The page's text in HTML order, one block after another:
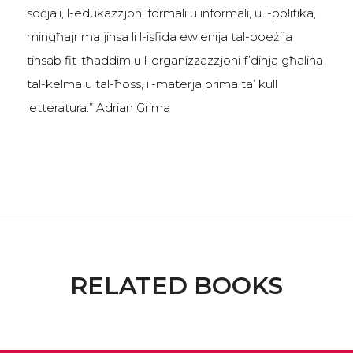
soċjali, l-edukazzjoni formali u informali, u l-politika,
mingħajr ma jinsa li l-isfida ewlenija tal-poeżija
tinsab fit-tħaddim u l-organizzazzjoni f’dinja għaliha
tal-kelma u tal-ħoss, il-materja prima ta’ kull
letteratura.” Adrian Grima
RELATED BOOKS